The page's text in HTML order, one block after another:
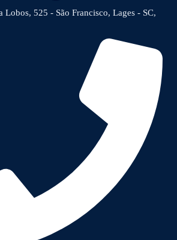
Lobos, 525 - São Francisco, Lages - SC,